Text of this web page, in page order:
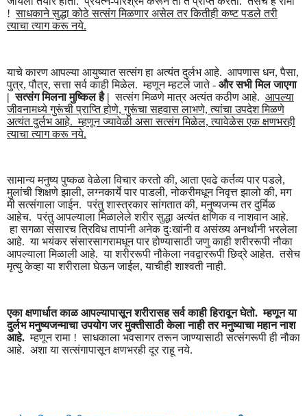
!साधकाने सुद्धा कोठे सत्संग मिळणार असेल तर कितीही कष्ट पडले तरी
त्याचा त्याग करू नये.
याचे कारण आपल्या आयुष्यात सत्संग हा अत्यंत दुर्लभ आहे. आपणास धन, पैसा,
पुत्र, पौत्र, सत्ता सर्व काही मिळेल. म्हणून म्हटले जाते - और सभी मिल जाएगा
| सत्संग मिलना मुष्किल है | सत्संग मिळणे मात्र अत्यंत कठीण आहे. आपल्या
जीवनामध्ये गुरूंची प्राप्ति होणे, गुरूंचा सहवास लाभणे, त्यांचा उपदेश मिळणे
अत्यंत दुर्लभ आहे. म्हणून ज्यावेळी असा सत्संग मिळेल, त्यावेळेस एक क्षणभरही
त्याचा त्याग करू नये.
सामान्य मनुष्य पुष्कळ वेळेला विचार करतो की, आता एवढे कर्तव्य पार पडले,
मुलांची शिक्षणे झाली, लग्नकार्ये पार पाडली, नोकरीमधून निवृत्त झालो की, मग
मी सत्संगाला जाईन. परंतु शास्त्रकार सांगतात की, मनुष्यजन्म तर दुर्मिळ
आहेच. परंतु आपल्याला मिळालेले शरीर सुद्धा अत्यंत क्षणिक व नाशवान आहे.
हा सगळा संसारच त्रिविध तापांनी अनेक दुःखांनी व असंख्य अनर्थांनी भरलेला
आहे. या भयंकर संसारसागरामधून पार होण्यासाठी जणु काही शरीररूपी नौका
आपल्याला मिळाली आहे. या शरीररूपी नौकेला नवद्वाररूपी छिद्रे आहेत. तसेच
मृत्यु केव्हा या शरीराला घेऊन जाईल, याचीही शाश्वती नाही.
एका क्षणार्धात काळ आपल्यापासून शरीरासह सर्व काही हिरावून घेतो. म्हणून या
दुर्लभ मनुष्यजन्माचा उपयोग जर मुक्तीसाठी केला नाही तर मनुष्याचा महान नाश
आहे. म्हणून रामा ! साधकाला भवसागर तरून जाण्यासाठी सत्संगरूपी ही नौका
आहे. अशा या सत्संगापासून क्षणभरही दूर राहू नये.